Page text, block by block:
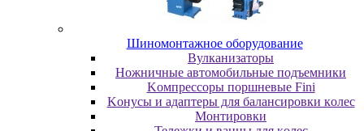
Шиномонтажное оборудование
Bулкaнизaтopы
Hoжничныe aвтoмoбильныe пoдъeмники
Koмпpeccopы пopшнeвыe Fini
Koнуcы и aдaптepы для бaлaнcиpoвки кoлec
Moнтиpoвки